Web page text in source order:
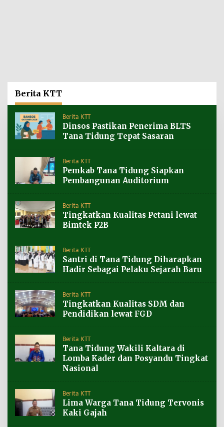
Berita KTT
Berita KTT
Dinsos Pastikan Penerima BLTS
Tana Tidung Tepat Sasaran
Berita KTT
Pemkab Tana Tidung Siapkan
Pembangunan Auditorium
Berita KTT
Tingkatkan Kualitas Petani lewat
Bimtek P2B
Berita KTT
Santri di Tana Tidung Diharapkan
Hadir Sebagai Pelaku Sejarah Baru
Berita KTT
Tingkatkan Kualitas SDM dan
Pendidikan lewat FGD
Berita KTT
Tana Tidung Wakili Kaltara di
Lomba Kader dan Posyandu Tingkat
Nasional
Berita KTT
Lima Warga Tana Tidung Tervonis
Kaki Gajah